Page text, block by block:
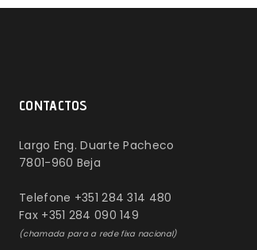
CONTACTOS
Largo Eng. Duarte Pacheco
7801-960 Beja
Telefone +351 284 314 480
Fax +351 284 090 149
(chamada para a rede fixa nacional)